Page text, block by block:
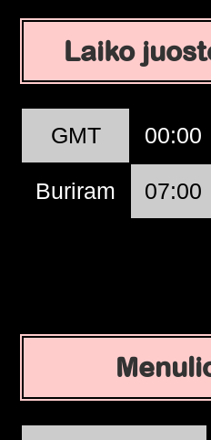
Laiko
GMT 00:00
Buriram 07:00